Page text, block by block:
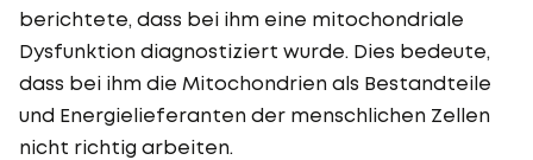
berichtete, dass bei ihm eine mitochondriale
Dysfunktion diagnostiziert wurde. Dies bedeute,
dass bei ihm die Mitochondrien als Bestandteile
und Energielieferanten der menschlichen Zellen
nicht richtig arbeiten.